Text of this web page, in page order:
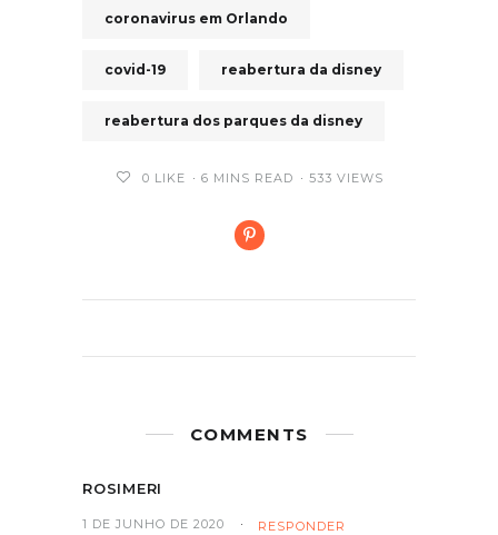
coronavirus em Orlando
covid-19 reabertura da disney
reabertura dos parques da disney
0 LIKE 6 MINS READ 533 VIEWS
COMMENTS
ROSIMERI
1 DE JUNHO DE 2020 RESPONDER